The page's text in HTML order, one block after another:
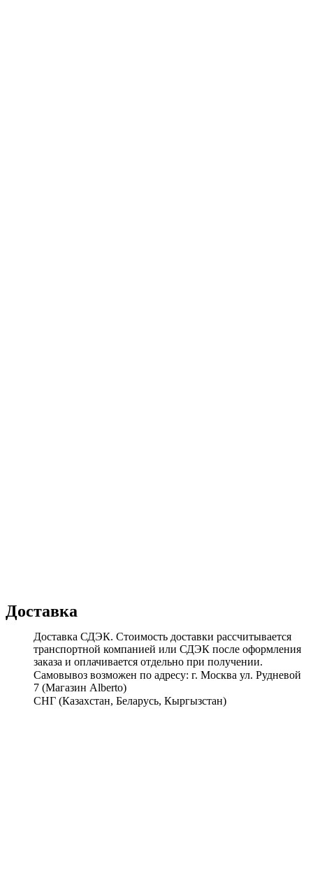
Доставка
Доставка СДЭК. Стоимость доставки рассчитывается
транспортной компанией или СДЭК после оформления
заказа и оплачивается отдельно при получении.
Самовывоз возможен по адресу: г. Москва ул. Рудневой
7 (Магазин Alberto)
СНГ (Казахстан, Беларусь, Кыргызстан)